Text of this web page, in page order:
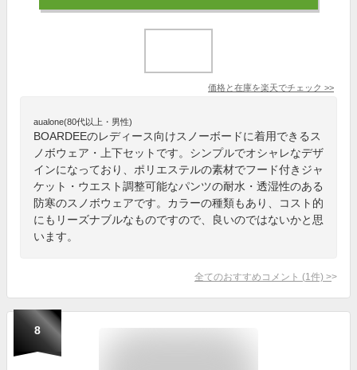
価格と在庫を楽天でチェック >>
aualone(80代以上・男性)
BOARDEEのレディース向けスノーボードに着用できるス
ノボウェア・上下セットです。シンプルでオシャレなデザ
インになっており、ポリエステルの素材でフード付きジャ
ケット・ウエスト調整可能なパンツの耐水・透湿性のある
防寒のスノボウェアです。カラーの種類もあり、コスト的
にもリーズナブルなものですので、良いのではないかと思
います。
全てのおすすめコメント (1 件) >
8